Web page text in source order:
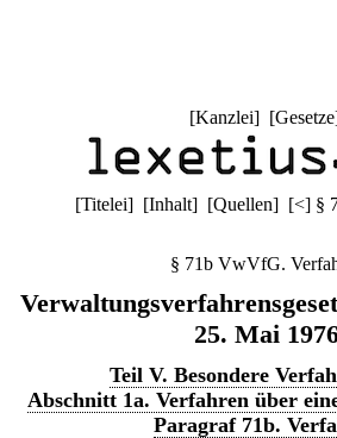
[Kanzlei] [Gesetze
[Titelei] [Inhalt] [Quellen] [<] §
§ 71b VwVfG.
25. Mai
Teil V. Besondere
Abschnitt 1a. Verfahren über
Paragraf 71b.